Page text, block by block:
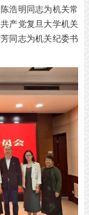
浩明同志为机关常
产党复旦大学机关
同志为机关纪委书